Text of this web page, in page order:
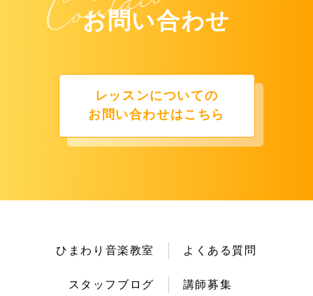
お問い合わせ
レッスンについての
お問い合わせはこちら
ひまわり音楽教室 よくある質問
スタッフブログ 講師募集